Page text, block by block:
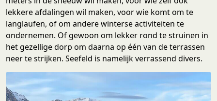
lekkere afdalingen wil maken, voor wie komt om te
langlaufen, of om andere winterse activiteiten te
ondernemen. Of gewoon om lekker rond te struinen in
het gezellige dorp om daarna op één van de terrassen
neer te strijken. Seefeld is namelijk verrassend divers.